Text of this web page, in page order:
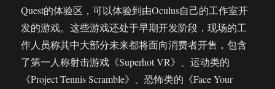
Quest的体验区，可以体验到由Oculus自己的工作室开
发的游戏。这些游戏还处于早期开发阶段，现场的工
作人员称其中大部分未来都将面向消费者开售，包含
了第一人称射击游戏《Superhot VR》、运动类的
《Project Tennis Scramble》、恐怖类的《Face Your